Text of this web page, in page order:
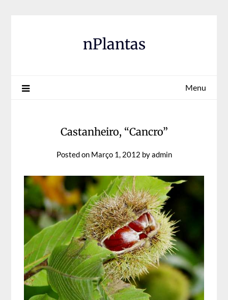
nPlantas
Menu
Castanheiro, “Cancro”
Posted on Março 1, 2012 byadmin